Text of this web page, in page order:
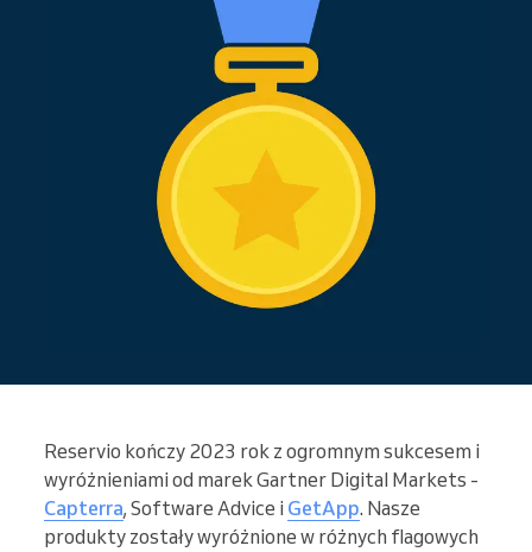
Reservio kończy 2023 rok z ogromnym sukcesem i
wyróżnieniami od marek Gartner Digital Markets -
Capterra, Software Advice i GetApp. Nasze
produkty zostały wyróżnione w różnych flagowych